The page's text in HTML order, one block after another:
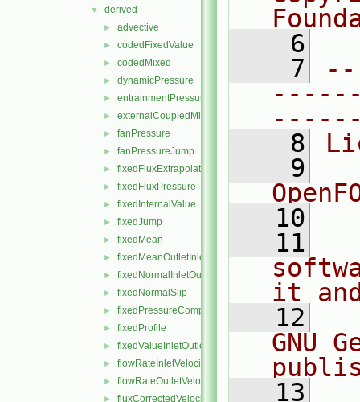
▼ derived
► advective
► codedFixedValue
► codedMixed
► dynamicPressure
► entrainmentPressure
► externalCoupledMixed
► fanPressure
► fanPressureJump
► fixedFluxExtrapolatedPressure
► fixedFluxPressure
► fixedInternalValue
► fixedJump
► fixedMean
► fixedMeanOutletInlet
► fixedNormalInletOutletVelocity
► fixedNormalSlip
► fixedPressureCompressibleDensity
► fixedProfile
► fixedValueInletOutlet
► flowRateInletVelocity
► flowRateOutletVelocity
► fluxCorrectedVelocity
    6
    7
    8
    9
   10
   11
it
   12
GNU
   13